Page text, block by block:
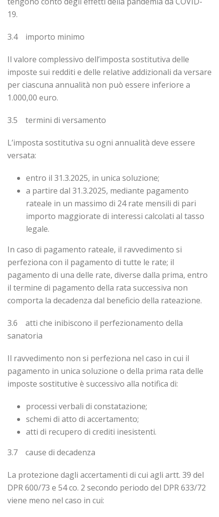
19.
3.4 importo minimo
Il valore complessivo dell’imposta sostitutiva delle
imposte sui redditi e delle relative addizionali da versare
per ciascuna annualità non può essere inferiore a
1.000,00 euro.
3.5 termini di versamento
L’imposta sostitutiva su ogni annualità deve essere
versata:
entro il 31.3.2025, in unica soluzione;
a partire dal 31.3.2025, mediante pagamento
rateale in un massimo di 24 rate mensili di pari
importo maggiorate di interessi calcolati al tasso
legale.
In caso di pagamento rateale, il ravvedimento si
perfeziona con il pagamento di tutte le rate; il
pagamento di una delle rate, diverse dalla prima, entro
il termine di pagamento della rata successiva non
comporta la decadenza dal beneficio della rateazione.
3.6 atti che inibiscono il perfezionamento della
sanatoria
Il ravvedimento non si perfeziona nel caso in cui il
pagamento in unica soluzione o della prima rata delle
imposte sostitutive è successivo alla notifica di:
processi verbali di constatazione;
schemi di atto di accertamento;
atti di recupero di crediti inesistenti.
3.7 cause di decadenza
La protezione dagli accertamenti di cui agli artt. 39 del
DPR 600/73 e 54 co. 2 secondo periodo del DPR 633/72
viene meno nel caso in cui: